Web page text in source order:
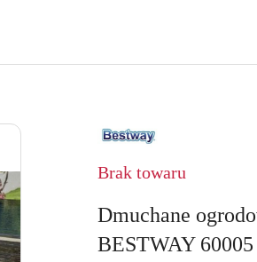
NAZWA
PRODUCENTA:
Brak towaru
Dmuchane
BESTWAY 60005